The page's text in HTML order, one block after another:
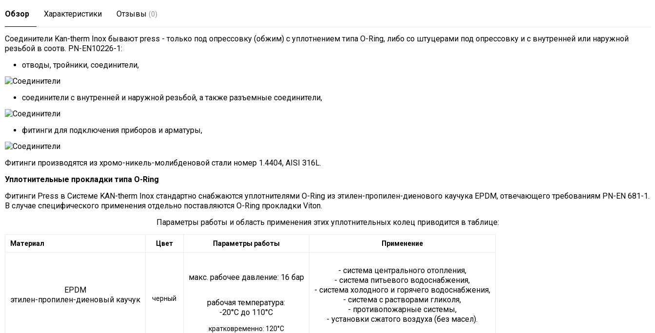
Обзор Характеристики Отзывы (0)
Соединители Kan-therm Inox бывают press - только под опрессовку (обжим) с уплотнением типа O-Ring, либо со штуцерами под опрессовку и с внутренней или наружной
резьбой в соотв. PN-EN10226-1:
отводы, тройники, соединители,
соединители с внутренней и наружной резьбой, а также разъемные соединители,
фитинги для подключения приборов и арматуры,
Фитинги производятся из хромо-никель-молибденовой стали номер 1.4404, AISI 316L.
Уплотнительные прокладки типа O-Ring
Фитинги Press в Системе KAN-therm Inox стандартно снабжаются уплотнителями O-Ring из этилен-пропилен-диенового каучука EPDM, отвечающего требованиям PN-EN 681-1.
В случае специфического применения отдельно поставляются O-Ring прокладки Viton.
Параметры работы и область применения этих уплотнительных колец приводится в таблице:
Материал Цвет Параметры работы Применение
EPDM
этилен-пропилен-диеновый каучук
черный
макс. рабочее давление: 16 бар
рабочая температура:
-20°C до 110°C
кратковременно: 120°C
- система центрального отопления,
- система питьевого водоснабжения,
- система холодного и горячего водоснабжения,
- система с растворами гликоля,
- противопожарные системы,
- установки сжатого воздуха (без масел).